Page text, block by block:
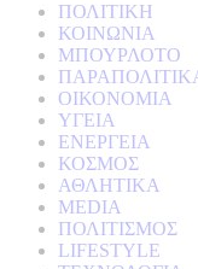
ΠΟΛΙΤΙΚΗ
ΚΟΙΝΩΝΙΑ
ΜΠΟΥΡΛΟΤΟ
ΟΙΚΟΝΟΜΙΑ
ΥΓΕΙΑ
ΕΝΕΡΓΕΙΑ
ΚΟΣΜΟΣ
ΑΘΛΗΤΙΚΑ
MEDIA
ΠΟΛΙΤΙΣΜΟΣ
LIFESTYLE